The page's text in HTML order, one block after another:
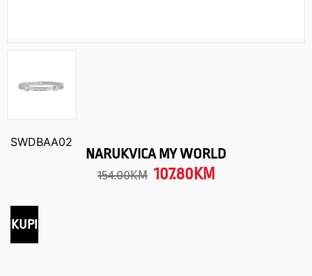
SWDBAA02
NARUKVICA MY WORLD
154.00KM 107.80 KM
KUPI